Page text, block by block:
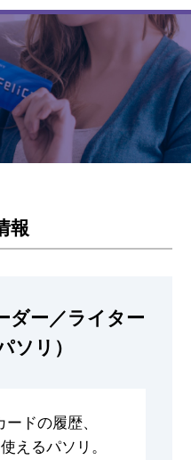
報
ダー／ライター
ソリ）
ドの履歴、
えるパソリ。